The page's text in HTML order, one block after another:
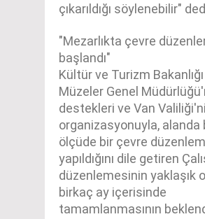
çıkarıldığı söylenebilir"
"Mezarlıkta çevre
başlandı"
Kültür ve Turizm
Müzeler Genel
destekleri ve Van
organizasyonuyla, alanda
ölçüde bir çevre
yapıldığını dile getiren
düzenlemesinin yaklaşık
birkaç ay içerisinde
tamamlanmasının